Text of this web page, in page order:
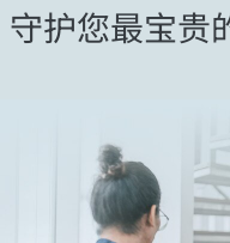
守护您最宝贵